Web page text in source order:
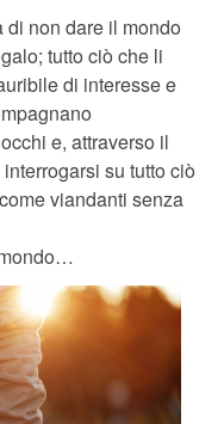
non dare il mondo
tutto ciò che li
di interesse e
e, attraverso il
su tutto ciò
viandanti senza